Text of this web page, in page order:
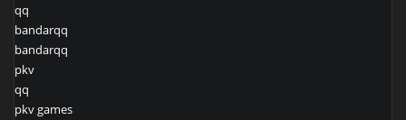
qq
bandarqq
bandarqq
pkv
qq
pkv games